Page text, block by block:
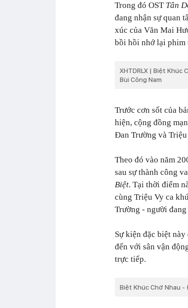
Trong đó OST Tân
đang nhận sự quan
xúc của Văn Mai
bồi hồi nhớ lại
XHTDRLX | Biệt Khúc
Bùi Công Nam
Trước cơn sốt của
hiện, cộng đồng
Đan Trường và
Theo đó vào năm
sau sự thành công
Biệt. Tại thời điểm
cùng Triệu Vy ca
Trường - người
Sự kiện đặc biệt
đến với sân vận
trực tiếp.
Biệt Khúc Chờ Nhau